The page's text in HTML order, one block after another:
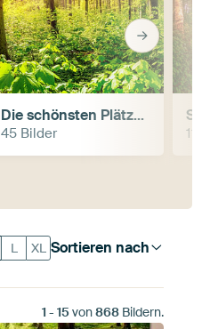
Die schönsten Plätze in Europas Wäldern im Licht der strahlenden Sonne
45 Bilder 11
Sortieren nach
L XL
1 - 15von868Bildern.